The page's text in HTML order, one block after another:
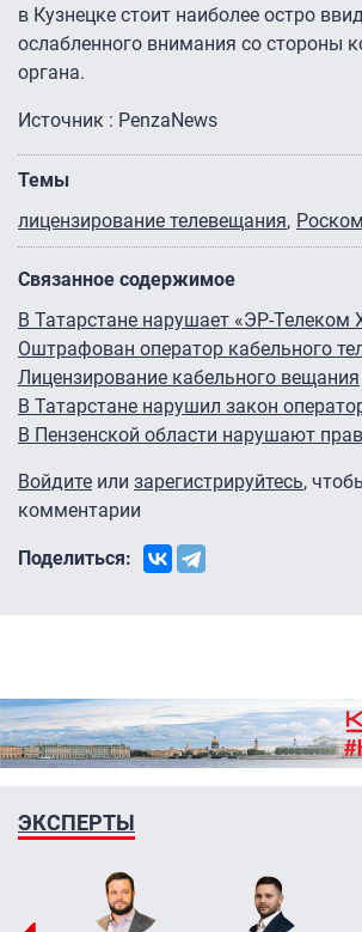
в Кузнецке стоит наиболее остро
ослабленного внимания со стороны
органа.
Источник : PenzaNews
Темы
лицензирование телевещания
Связанное содержимое
В Татарстане нарушает «ЭР-Телеком
Оштрафован оператор кабельного
Лицензирование кабельного вещания
В Татарстане нарушил закон
В Пензенской области нарушают
Войдите или зарегистрируйтесь,
комментарии
Поделиться:
ЭКСПЕРТЫ